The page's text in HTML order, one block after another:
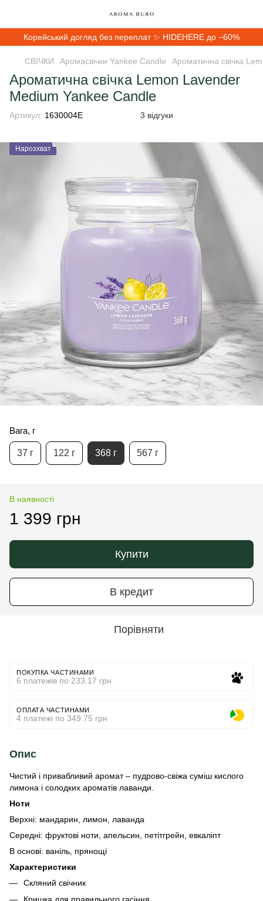
Корейський догляд без переплат ✨ HIDEHERE до −60%
СВІЧКИ Аромасвічки Yankee Candle Ароматична свічка
Ароматична свічка Lemon Lavender
Medium Yankee Candle
Артикул: 1630004E 3 відгуки
Нарозхват
Вага, г
37 г 122 г 368 г 567 г
В наявності
1 399 грн
Купити
В кредит
Порівняти
ПОКУПКА ЧАСТИНАМИ
6 платежів по 233.17 грн
ОПЛАТА ЧАСТИНАМИ
4 платежі по 349.75 грн
Опис
Чистий і привабливий аромат – пудрово-свіжа суміш кислого
лимона і солодких ароматів лаванди.
Ноти
Верхні: мандарин, лимон, лаванда
Середні: фруктові ноти, апельсин, петітгрейн, евкаліпт
В основі: ваніль, прянощі
Характеристики
Скляний свічник